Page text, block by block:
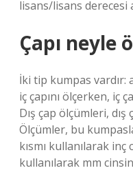
lisans/lisans derecesi
Çapı neyle
İki tip kumpas vardır:
iç çapını ölçerken, iç
Dış çap ölçümleri, dış
Ölçümler, bu
kısmı kullanılarak inç
kullanılarak mm